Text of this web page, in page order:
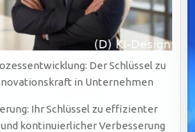
Der Schlüssel zu
in Unternehmen
Ihr Schlüssel zu effizienter
kontinuierlicher Verbesserung